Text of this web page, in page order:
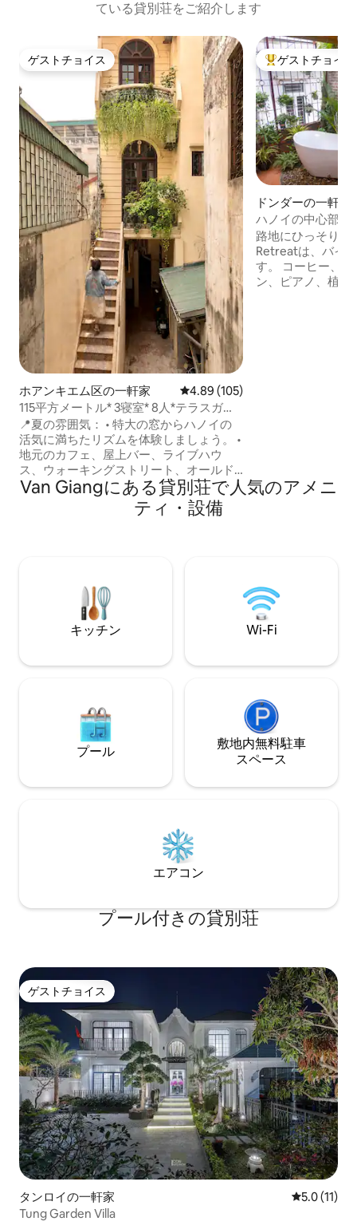
ている貸別荘をご紹介します
ゲストチョイス
ゲストチョイス
ホアンキエム区の一軒家 レビュー105件、5つ星中4.89つ
4.89 (105)
115平方メートル* 3寝室* 8人*テラスガー
デン*花火*剣湖
📍夏の雰囲気： • 特大の窓からハノイの
活気に満ちたリズムを体験しましょう。 •
地元のカフェ、屋上バー、ライブハウ
ス、ウォーキングストリート、オールド
クォーターのナイトマーケットが近くに
れた当レジデンスは、時代を超越した建
か100m、聖ヨセフ大聖堂から350m。ハ
ノイを探索するのに最適な出発場所で
大好評のゲスト
ゲストチョイス
ドンダーの一軒家
ハノイの中心部で
喫する体験
路地にひっそり
Retreatは、バイ
す。 コーヒー、紅茶、本、ギター、カホ
ン、ピアノ、植物
Van Giangにある貸別荘で人気のアメニ
ティ・設備
キッチン Wi-Fi
プール
敷地内無料駐⁠車
ス⁠ペ⁠ー⁠ス
エアコン
プール付きの貸別荘
ゲストチョイス
ゲストチョイス
タンロイの一軒家 レビュー11
5.0 (11)
Tung Garden Villa